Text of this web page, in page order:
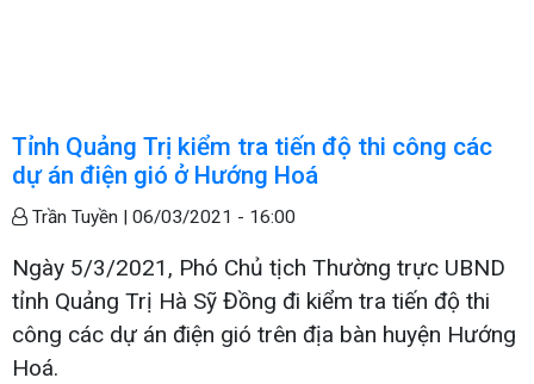
Tỉnh Quảng Trị kiểm tra tiến độ thi công các
dự án điện gió ở Hướng Hoá
Trần Tuyền | 06/03/2021 - 16:00
Ngày 5/3/2021, Phó Chủ tịch Thường trực UBND
tỉnh Quảng Trị Hà Sỹ Đồng đi kiểm tra tiến độ thi
công các dự án điện gió trên địa bàn huyện Hướng
Hoá.